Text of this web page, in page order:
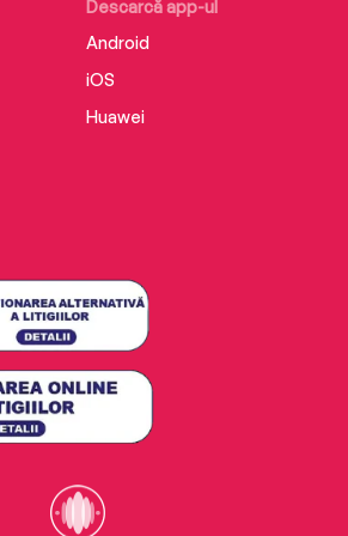
Descarcă app-ul
Android
iOS
Huawei